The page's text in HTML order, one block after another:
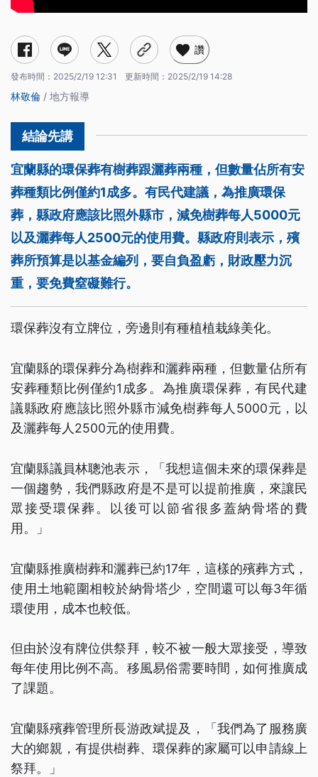
讚
發布時間： 2025/2/19 12:31 更新時間： 2025/2/19 14:28
林敬倫 / 地方報導
宜蘭縣的環保葬有樹葬跟灑葬兩種，但數量佔所有安
葬種類比例僅約1成多。有民代建議，為推廣環保
葬，縣政府應該比照外縣市，減免樹葬每人5000元
以及灑葬每人2500元的使用費。縣政府則表示，殯
葬所預算是以基金編列，要自負盈虧，財政壓力沉
重，要免費窒礙難行。
環保葬沒有立牌位，旁邊則有種植植栽綠美化。
宜蘭縣的環保葬分為樹葬和灑葬兩種，但數量佔所有
安葬種類比例僅約1成多。為推廣環保葬，有民代建
議縣政府應該比照外縣市減免樹葬每人5000元，以
及灑葬每人2500元的使用費。
宜蘭縣議員林聰池表示，「我想這個未來的環保葬是
一個趨勢，我們縣政府是不是可以提前推廣，來讓民
眾接受環保葬。以後可以節省很多蓋納骨塔的費
用。」
宜蘭縣推廣樹葬和灑葬已約17年，這樣的殯葬方式，
使用土地範圍相較於納骨塔少，空間還可以每3年循
環使用，成本也較低。
但由於沒有牌位供祭拜，較不被一般大眾接受，導致
每年使用比例不高。移風易俗需要時間，如何推廣成
了課題。
宜蘭縣殯葬管理所長游政斌提及，「我們為了服務廣
大的鄉親，有提供樹葬、環保葬的家屬可以申請線上
祭拜。」